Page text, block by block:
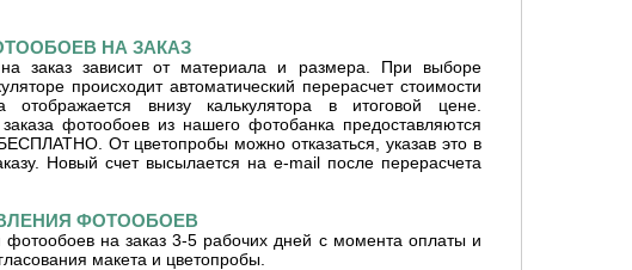
НА ЗАКАЗ
заказ зависит от материала и размера. При выборе
происходит автоматический перерасчет стоимости
внизу калькулятора в итоговой цене.
фотообоев из нашего фотобанка предоставляются
От цветопробы можно отказаться, указав это в
Новый счет высылается на e-mail после перерасчета
ФОТООБОЕВ
фотообоев на заказ 3-5 рабочих дней с момента оплаты и
макета и цветопробы.